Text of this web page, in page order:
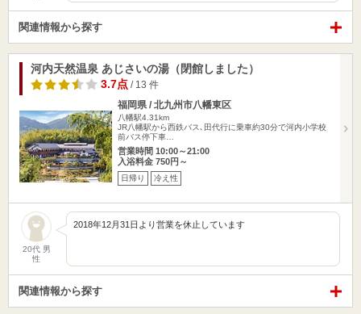
関連情報から探す
河内天然温泉 あじさいの湯（閉館しました）
3.7点 / 13 件
福岡県 / 北九州市八幡東区
八幡駅4.31km
JR八幡駅から西鉄バス､田代行に乗車約30分で河内小学校
前バス停下車…
営業時間 10:00～21:00
入浴料金 750円～
日帰り 冷え性
20代 男
性
2018年12月31日より営業を休止しています
関連情報から探す